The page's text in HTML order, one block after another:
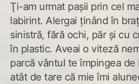
Ţi-am urmat paşii prin cel
labirint. Alergai ţinând în
sinistră, fără ochi, păr şi cu
în plastic. Aveai o viteză
parcă vântul te împingea de
atât de tare că mie îmi